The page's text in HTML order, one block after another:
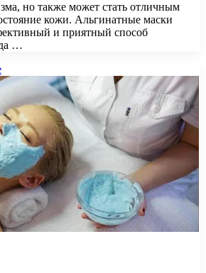
но также может стать отличным
кожи. Альгинатные маски
и приятный способ
…